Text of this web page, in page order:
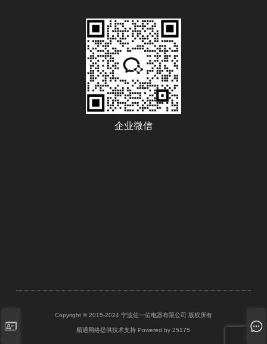
企业微信
Copyright © 2015-2024 宁波佐一佑电器有限公司 版权所有
顺通网络提供技术支持 Powered by 25175